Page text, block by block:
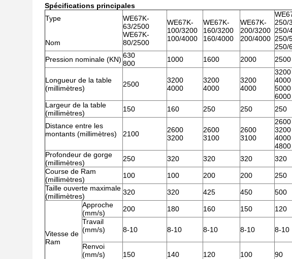
Spécifications principales
Type
Nom
WE67K-
63/2500
WE67K-
80/2500
WE67K-
100/3200
100/4000
WE67K-
160/3200
160/4000
WE67K-
200/3200
200/4000
250/
250/
250/
250/
Pression nominale (KN) 630
800
1000 1600 2000 2500
Longueur de la table
(millimètres)
2500
3200
4000
3200
4000
3200
4000
3200
4000
5000
6000
Largeur de la table
(millimètres)
150 160 250 250 250
Distance entre les
montants (millimètres)
2100
2600
3200
2600
3100
2600
3100
2600
3200
4000
4800
Profondeur de gorge
(millimètres)
250 320 320 320 320
Course de Ram
(millimètres)
100 100 200 200 250
Taille ouverte maximale
(millimètres)
320 320 425 450 500
Vitesse de
Ram
Approche
(mm/s)
200 180 160 150 120
Travail
(mm/s)
8-10 8-10 8-10 8-10 8-10
Renvoi
(mm/s)
150 140 120 100 90